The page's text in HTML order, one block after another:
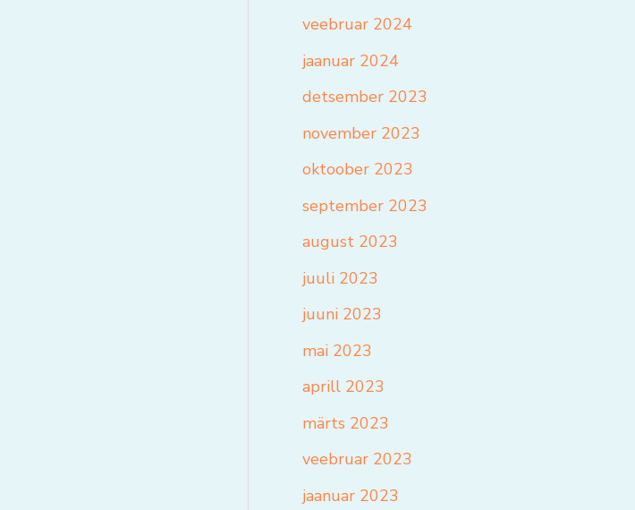
veebruar 2024
jaanuar 2024
detsember 2023
november 2023
oktoober 2023
september 2023
august 2023
juuli 2023
juuni 2023
mai 2023
aprill 2023
märts 2023
veebruar 2023
jaanuar 2023